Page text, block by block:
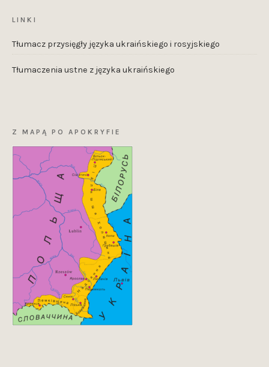
LINKI
Tłumacz przysięgły języka ukraińskiego i rosyjskiego
Tłumaczenia ustne z języka ukraińskiego
Z MAPĄ PO APOKRYFIE